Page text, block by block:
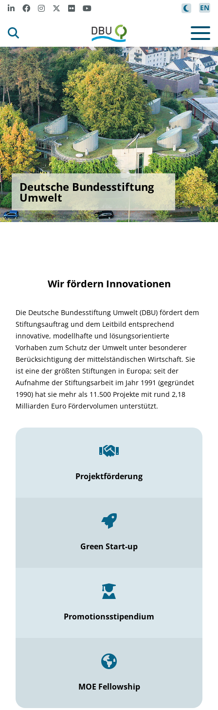
EN
Deutsche Bundesstiftung
Umwelt
Wir fördern Innovationen
Die Deutsche Bundesstiftung Umwelt (DBU) fördert dem
Stiftungsauftrag und dem Leitbild entsprechend
innovative, modellhafte und lösungsorientierte
Vorhaben zum Schutz der Umwelt unter besonderer
Berücksichtigung der mittelständischen Wirtschaft. Sie
ist eine der größten Stiftungen in Europa; seit der
Aufnahme der Stiftungsarbeit im Jahr 1991 (gegründet
1990) hat sie mehr als 11.500 Projekte mit rund 2,18
Milliarden Euro Fördervolumen unterstützt.
Projektförderung
Green Start-up
Promotionsstipendium
MOE Fellowship